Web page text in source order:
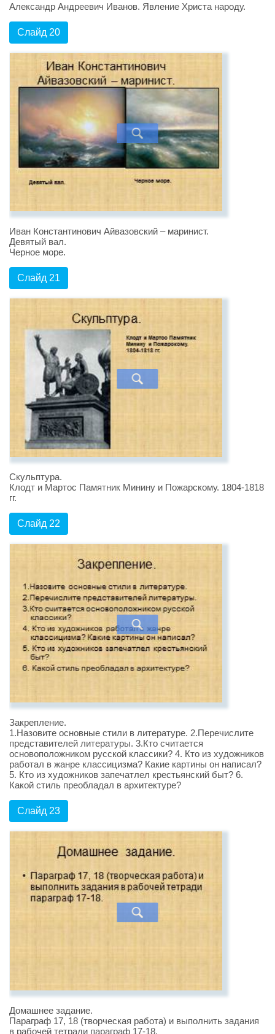
Александр Андреевич Иванов. Явление Христа народу.
Слайд 20
Иван Константинович Айвазовский – маринист.
Девятый вал.
Черное море.
Слайд 21
Скульптура.
Клодт и Мартос Памятник Минину и Пожарскому. 1804-1818
гг.
Слайд 22
Закрепление.
1.Назовите основные стили в литературе. 2.Перечислите
представителей литературы. 3.Кто считается
основоположником русской классики? 4. Кто из художников
работал в жанре классицизма? Какие картины он написал?
5. Кто из художников запечатлел крестьянский быт? 6.
Какой стиль преобладал в архитектуре?
Слайд 23
Домашнее задание.
Параграф 17, 18 (творческая работа) и выполнить задания
в рабочей тетради параграф 17-18.